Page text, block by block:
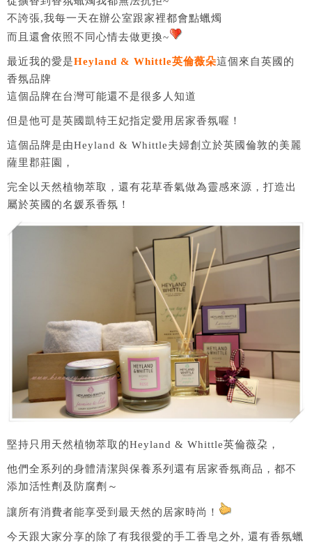
不誇張,我每一天在辦公室跟家裡都會點蠟燭
而且還會依照不同心情去做更換~
最近我的愛是Heyland & Whittle英倫薇朵這個來自英國的
香氛品牌
這個品牌在台灣可能還不是很多人知道
但是他可是英國凱特王妃指定愛用居家香氛喔！
這個品牌是由Heyland & Whittle夫婦創立於英國倫敦的美麗
薩里郡莊園，
完全以天然植物萃取，還有花草香氣做為靈感來源，打造出
屬於英國的名媛系香氛！
堅持只用天然植物萃取的Heyland & Whittle英倫薇朶，
他們全系列的身體清潔與保養系列還有居家香氛商品，都不
添加活性劑及防腐劑～
讓所有消費者能享受到最天然的居家時尚！
今天跟大家分享的除了有我很愛的手工香皂之外, 還有香氛蠟